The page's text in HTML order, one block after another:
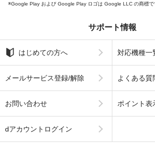
Google Play および Google Play ロゴは Google LLC の商標で
サポート情報
はじめての方へ 対応機種一
メールサービス登録/解除 よくある質
お問い合わせ ポイント表
dアカウントログイン